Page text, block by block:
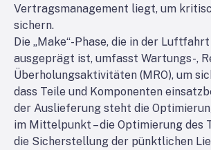
Vertragsmanagement liegt, um
sichern.
Die „Make“-Phase, die in der
ausgeprägt ist, umfasst Wartungs-,
Überholungsaktivitäten (MRO), um
dass Teile und Komponenten
der Auslieferung steht die
im Mittelpunkt – die Optimierung des
die Sicherstellung der pünktlichen